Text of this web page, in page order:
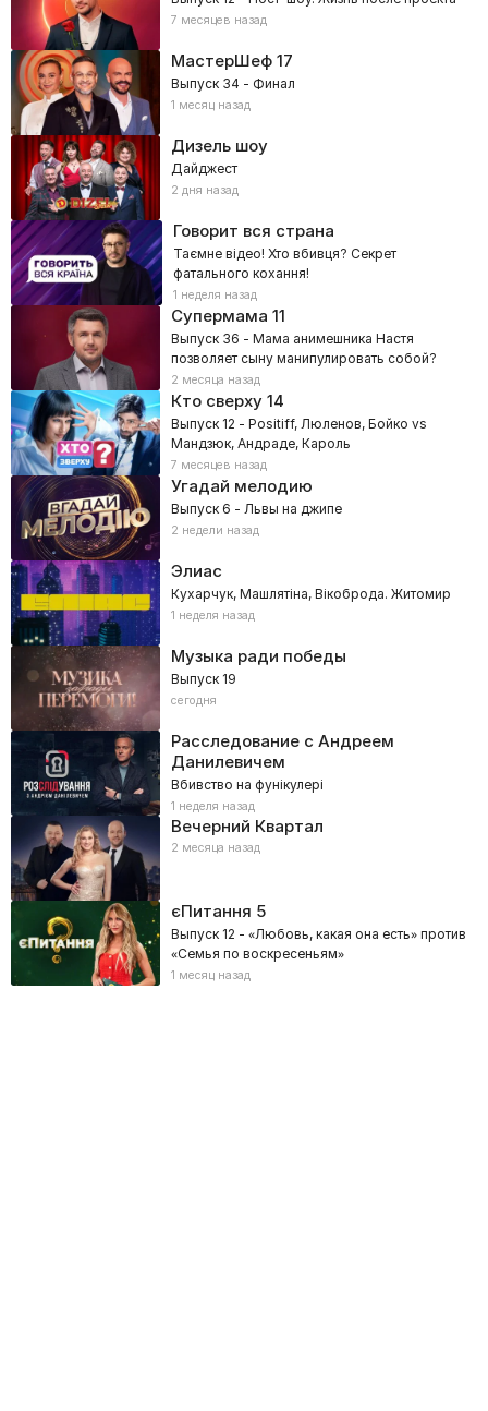
7 месяцев назад
МастерШеф17
Выпуск 34 - Финал
1 месяц назад
Дизель шоу
Дайджест
2 дня назад
Говорит вся страна
Таємне відео! Хто вбивця? Секрет
фатального кохання!
1 неделя назад
Супермама 11
Выпуск 36 - Мама анимешника Настя
позволяет сыну манипулировать собой?
2 месяца назад
Кто сверху14
Выпуск 12 - Positiff, Люленов, Бойко vs
Мандзюк, Андраде, Кароль
7 месяцев назад
Угадай мелодию
Выпуск 6 - Львы на джипе
2 недели назад
Элиас
Кухарчук, Машлятіна, Вікоброда. Житомир
1 неделя назад
Музыка ради победы
Выпуск 19
сегодня
Расследование с Андреем
Данилевичем
Вбивство на фунікулері
1 неделя назад
Вечерний Квартал
2 месяца назад
єПитання 5
Выпуск 12 - «Любовь, какая она есть» против
«Семья по воскресеньям»
1 месяц назад